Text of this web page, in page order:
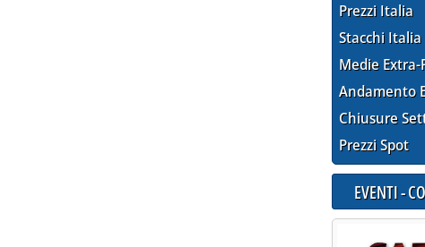
Prezzi Italia
Stacchi Italia
Medie Extra-
Andamento
Chiusure
Prezzi Spot
EVENTI -